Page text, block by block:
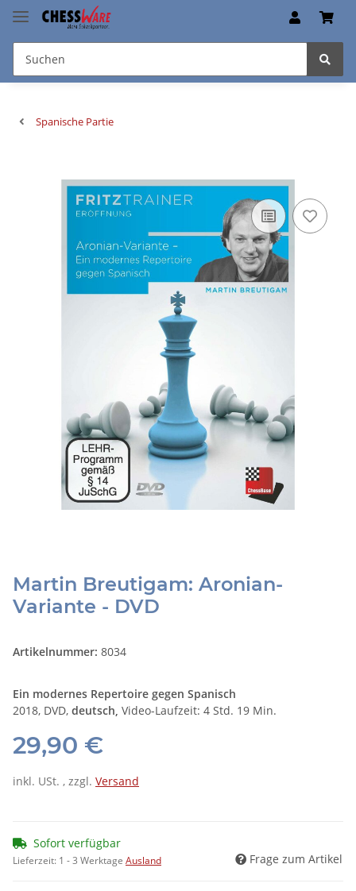
Spanische Partie
Martin Breutigam: Aronian-
Variante - DVD
Artikelnummer: 8034
Ein modernes Repertoire gegen Spanisch
2018, DVD, deutsch, Video-Laufzeit: 4 Std. 19 Min.
29,90 €
inkl. USt. , zzgl. Versand
Sofort verfügbar
Lieferzeit: 1 - 3 Werktage Ausland Frage zum Artikel